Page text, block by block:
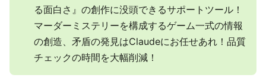
る面白さ』の創作に没頭できるサポートツール！
マーダーミステリーを構成するゲーム一式の情報
の創造、矛盾の発見はClaudeにお任せあれ！品質
チェックの時間を大幅削減！